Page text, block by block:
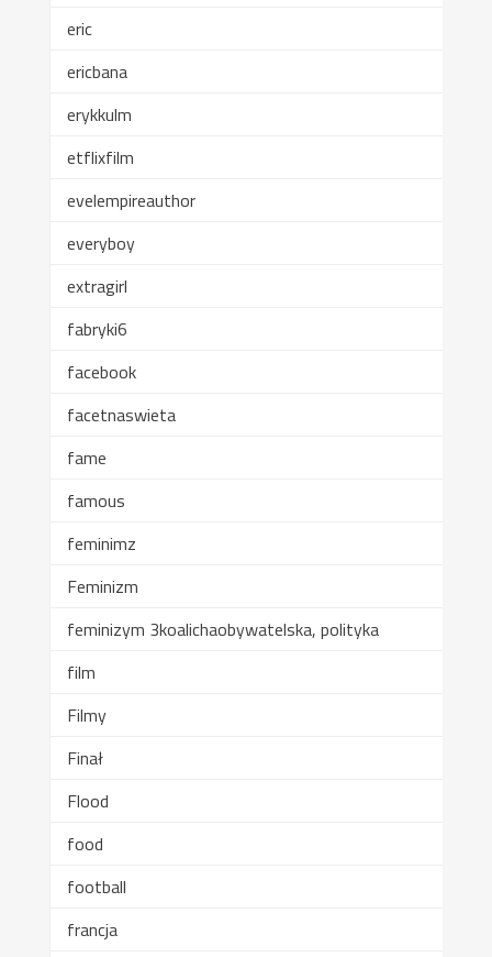
eric
ericbana
erykkulm
etflixfilm
evelempireauthor
everyboy
extragirl
fabryki6
facebook
facetnaswieta
fame
famous
feminimz
Feminizm
feminizym 3koalichaobywatelska, polityka
film
Filmy
Finał
Flood
food
football
francja